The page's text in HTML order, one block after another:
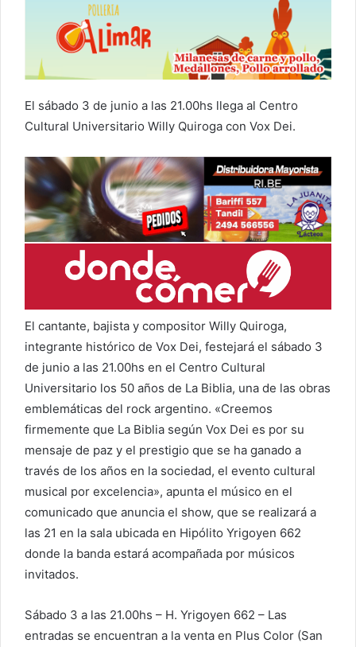
El sábado 3 de junio a las 21.00hs llega al Centro
Cultural Universitario Willy Quiroga con Vox Dei.
El cantante, bajista y compositor Willy Quiroga,
integrante histórico de Vox Dei, festejará el sábado 3
de junio a las 21.00hs en el Centro Cultural
Universitario los 50 años de La Biblia, una de las obras
emblemáticas del rock argentino. «Creemos
firmemente que La Biblia según Vox Dei es por su
mensaje de paz y el prestigio que se ha ganado a
través de los años en la sociedad, el evento cultural
musical por excelencia», apunta el músico en el
comunicado que anuncia el show, que se realizará a
las 21 en la sala ubicada en Hipólito Yrigoyen 662
donde la banda estará acompañada por músicos
invitados.
Sábado 3 a las 21.00hs – H. Yrigoyen 662 – Las
entradas se encuentran a la venta en Plus Color (San